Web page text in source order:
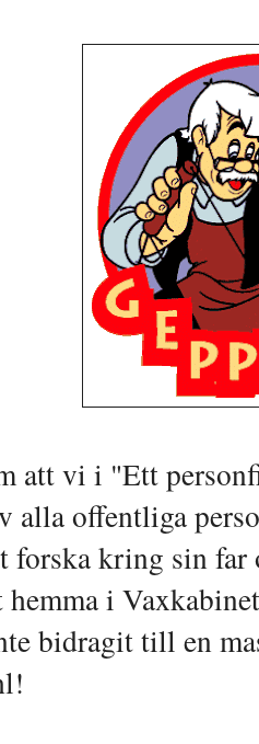
att vi i "Ett
alla offentliga
kring sin far
i
bidragit till en